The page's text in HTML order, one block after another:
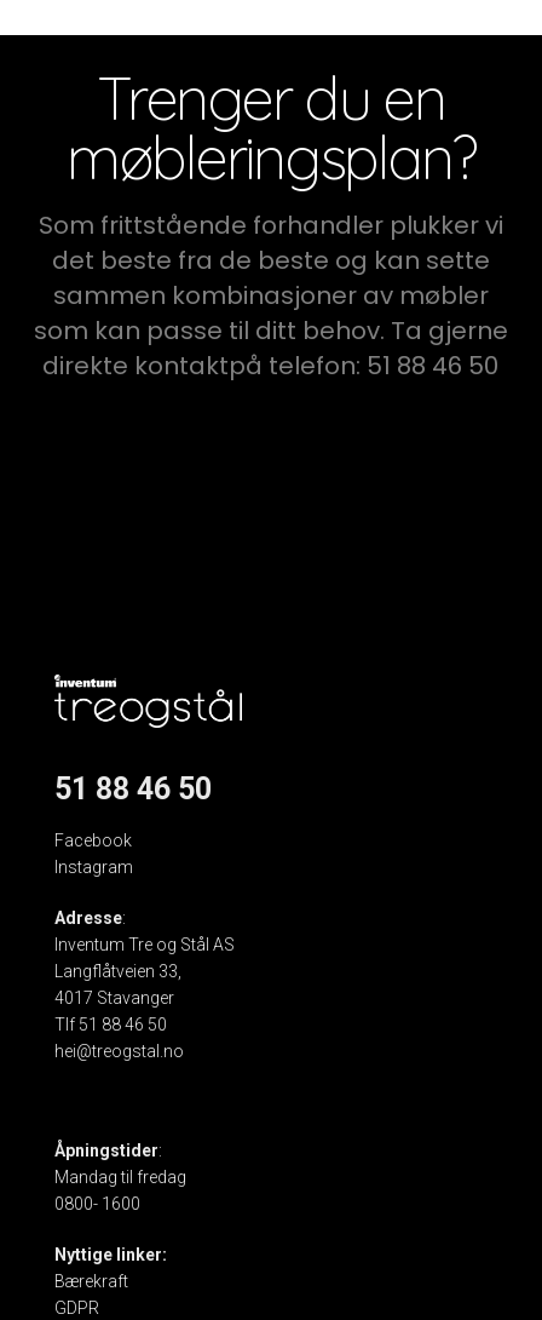
Trenger du en
møbleringsplan?
Som frittstående forhandler plukker vi
det beste fra de beste og kan sette
sammen kombinasjoner av møbler
som kan passe til ditt behov. Ta gjerne
direkte kontaktpå telefon: 51 88 46 50
51 88 46 50
Facebook
Instagram
Adresse:
Inventum Tre og Stål AS
Langflåtveien 33,
4017 Stavanger
Tlf 51 88 46 50
hei@treogstal.no
Åpningstider:
Mandag til fredag
0800- 1600
Nyttige linker:
Bærekraft
GDPR